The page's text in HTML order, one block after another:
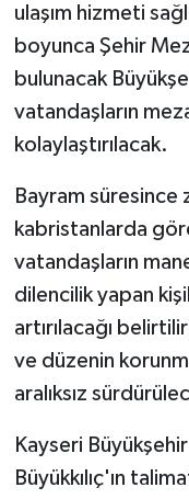
ulaşım hizmeti
boyunca Şehir
bulunacak
vatandaşların
kolaylaştırılacak.
Bayram süresince
kabristanlarda
vatandaşların
dilencilik yapan
artırılacağı
ve düzenin
aralıksız
Kayseri
Büyükkılıç'ın